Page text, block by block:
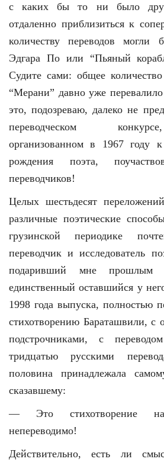
с каких бы то ни было
отдаленно приблизиться к
количеству переводов могли
Эдгара По или “Пьяный
Судите сами: общее
“Мерани” давно уже
это, подозреваю, далеко не
переводческом
организованном в 1967 году
рождения поэта,
переводчиков!
Целых шестьдесят
различные поэтиче­ские
грузинской периодике
переводчик и исследователь
подаривший мне прошлым
единственный оставшийся у
1998 года выпуска, полностью
стихотворению Бараташвили, с
подстрочниками, с
тридцатью русскими
половина принадлежала
сказавшему:
— Это стихотворение
непереводимо!
Действительно, есть ли